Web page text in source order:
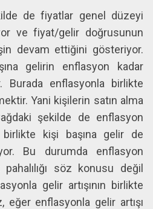
de fiyatlar genel düzeyi
ve fiyat/gelir doğrusunun
devam ettiğini gösteriyor.
gelirin enflasyon kadar
Burada enflasyonla birlikte
Yani kişilerin satın alma
şekilde de enflasyon
kişi başına gelir de
Bu durumda enflasyon
söz konusu değil
gelir artışının birlikte
eğer enflasyonla gelir artışı